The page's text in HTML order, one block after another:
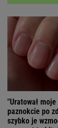
"Uratował
paznokcie po
szybko je